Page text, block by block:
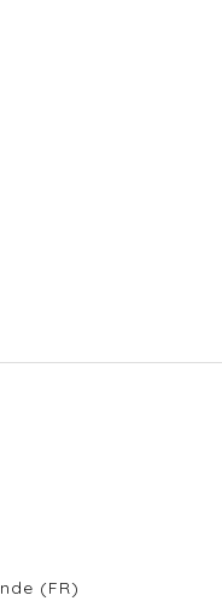
(FR)